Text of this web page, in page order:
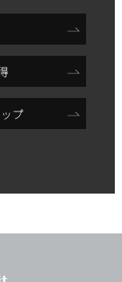
プ